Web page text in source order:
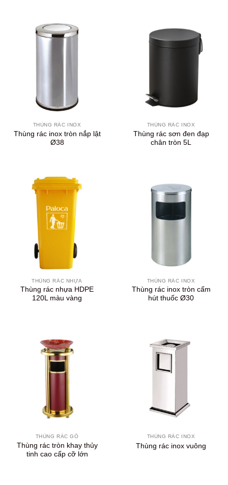
THÙNG RÁC INOX
Thùng rác inox tròn nắp lật
Ø38
THÙNG RÁC INOX
Thùng rác sơn đen đạp
chân tròn 5L
THÙNG RÁC NHỰA
Thùng rác nhựa HDPE
120L màu vàng
THÙNG RÁC INOX
Thùng rác inox tròn cấm
hút thuốc Ø30
THÙNG RÁC GỖ
Thùng rác tròn khay thủy
tinh cao cấp cỡ lớn
THÙNG RÁC INOX
Thùng rác inox vuông